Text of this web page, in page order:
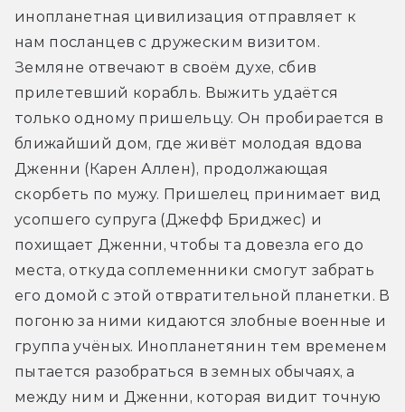
инопланетная цивилизация отправляет к
нам посланцев с дружеским визитом.
Земляне отвечают в своём духе, сбив
прилетевший корабль. Выжить удаётся
только одному пришельцу. Он пробирается в
ближайший дом, где живёт молодая вдова
Дженни (Карен Аллен), продолжающая
скорбеть по мужу. Пришелец принимает вид
усопшего супруга (Джефф Бриджес) и
похищает Дженни, чтобы та довезла его до
места, откуда соплеменники смогут забрать
его домой с этой отвратительной планетки. В
погоню за ними кидаются злобные военные и
группа учёных. Инопланетянин тем временем
пытается разобраться в земных обычаях, а
между ним и Дженни, которая видит точную